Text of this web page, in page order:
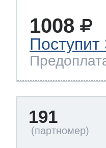
1008
191